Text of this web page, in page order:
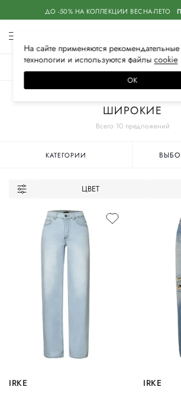
ДО -50% НА КОЛЛЕКЦИИ ВЕСНА-ЛЕТО
Всего 10 предложений
ШИРОКИЕ
КАТЕГОРИИ
ЦВЕТ
IRKE IRKE
На сайте применяются рекомендательные
технологии и используются файлысооkiе
ОК